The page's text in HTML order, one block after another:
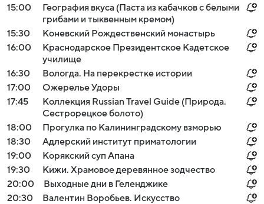
15:00
География вкуса (Паста из кабачков с белыми
грибами и тыквенным кремом)
15:30
Коневский Рождественский монастырь
16:00
Краснодарское Президентское Кадетское
училище
16:30
Вологда. На перекрестке истории
17:00
Ожерелье Удоры
17:45
Коллекция Russian Travel Guide (Природа.
Сестрорецкое болото)
18:00
Прогулка по Калининградскому взморью
18:30
Адлерский институт приматологии
19:00
Корякский суп Апана
19:30
Кижи. Храмовое деревянное зодчество
20:00
Выходные дни в Геленджике
20:30
Валентин Воробьев. Искусство